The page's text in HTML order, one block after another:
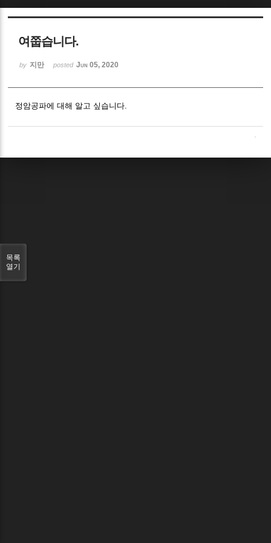
여쭙습니다.
by 지만 posted Jun 05, 2020
정암공파에 대해 알고 싶습니다.
목록
열기
Sketchbook5, 스케치북5
Sketchbook5, 스케치북5